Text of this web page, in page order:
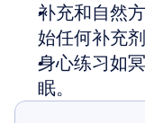
补充和自然
始任何补充
身心练习如
眠。